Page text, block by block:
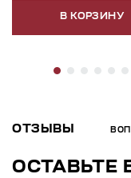
В КОРЗИНУ
ОТЗЫВЫ
ОСТАВЬТЕ